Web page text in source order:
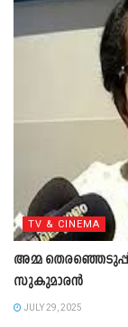
TV & CINEMA
അമ്മ
സുകുമാരൻ
JULY 29, 2025